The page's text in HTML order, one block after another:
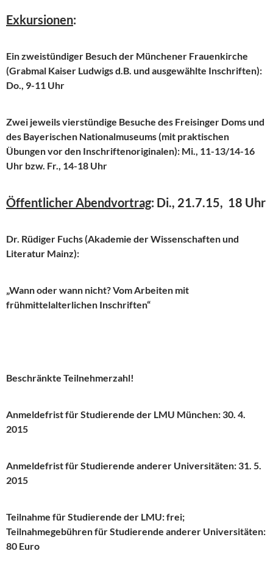
Exkursionen:
Ein zweistündiger Besuch der Münchener Frauenkirche
(Grabmal Kaiser Ludwigs d.B. und ausgewählte Inschriften):
Do., 9-11 Uhr
Zwei jeweils vierstündige Besuche des Freisinger Doms und
des Bayerischen Nationalmuseums (mit praktischen
Übungen vor den Inschriftenoriginalen): Mi., 11-13/14-16
Uhr bzw. Fr., 14-18 Uhr
Öffentlicher Abendvortrag: Di., 21.7.15, 18 Uhr
Dr. Rüdiger Fuchs (Akademie der Wissenschaften und
Literatur Mainz):
„Wann oder wann nicht? Vom Arbeiten mit
frühmittelalterlichen Inschriften“
Beschränkte Teilnehmerzahl!
Anmeldefrist für Studierende der LMU München: 30. 4.
2015
Anmeldefrist für Studierende anderer Universitäten: 31. 5.
2015
Teilnahme für Studierende der LMU: frei;
Teilnahmegebühren für Studierende anderer Universitäten:
80 Euro